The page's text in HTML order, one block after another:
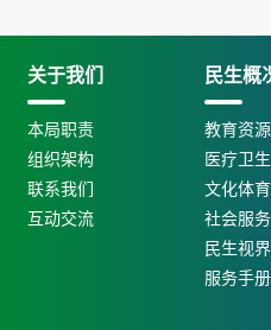
关于我们
本局职责
组织架构
联系我们
互动交流
民生概
教育资源
医疗卫生
文化体育
社会服务
民生视界
服务手册